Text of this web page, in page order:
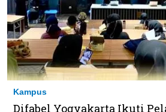
Kampus
Difabel Yogyakarta Ikuti